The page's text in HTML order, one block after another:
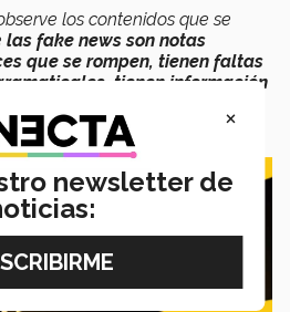
los contenidos que se
las fake news son notas
que se rompen, tienen faltas
tienen información
emociones
×
newsletter de